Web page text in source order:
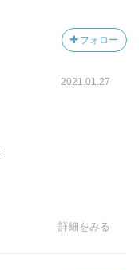
フォロー
2021.01.27
詳細をみる